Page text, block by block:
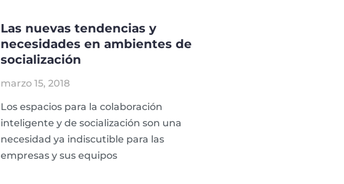
Las nuevas tendencias y
necesidades en ambientes de
socialización
marzo 15, 2018
Los espacios para la colaboración
inteligente y de socialización son una
necesidad ya indiscutible para las
empresas y sus equipos